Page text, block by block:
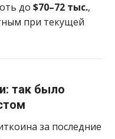
до $70–72 тыс.,
при текущей
так было
за последние